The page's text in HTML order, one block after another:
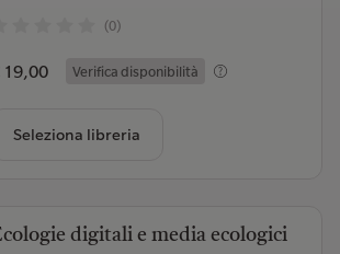
(0)
19,00 Verifica disponibilità
Seleziona libreria
digitali e media ecologici